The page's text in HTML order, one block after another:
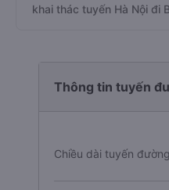
khai thác tuyến Hà Nội đi
Thông tin tuyến
Chiều dài tuyến đường